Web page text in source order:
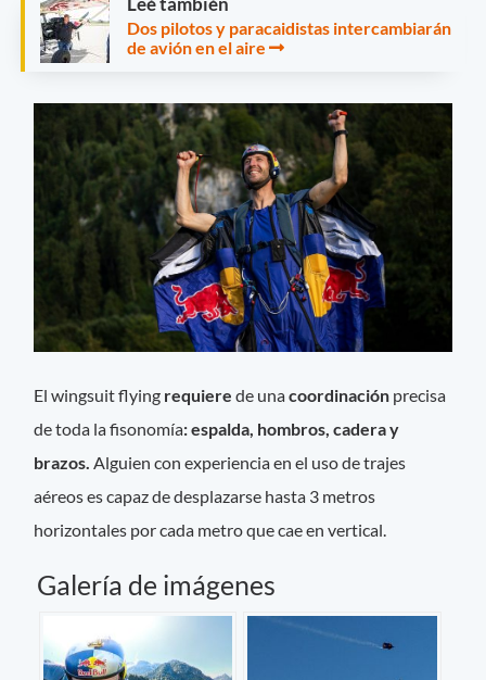
Dos pilotos y paracaidistas intercambiarán
de avión en el aire
El wingsuit flying requierede unacoordinación precisa
de toda la fisonomía: espalda, hombros, cadera y
brazos. Alguien con experiencia en el uso de trajes
aéreos es capaz de desplazarse hasta 3 metros
horizontales por cada metro que cae en vertical.
Galería de imágenes